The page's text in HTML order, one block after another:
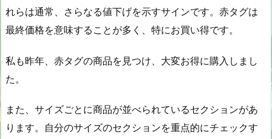
れらは通常、さらなる値下げを示すサインです。赤タグは
最終価格を意味することが多く、特にお買い得です。
私も昨年、赤タグの商品を見つけ、大変お得に購入しまし
た。
また、サイズごとに商品が並べられているセクションがあ
ります。自分のサイズのセクションを重点的にチェックす